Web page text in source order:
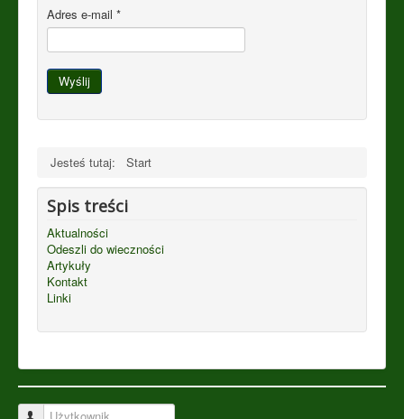
Adres e-mail *
Wyślij
Jesteś tutaj: Start
Spis treści
Aktualności
Odeszli do wieczności
Artykuły
Kontakt
Linki